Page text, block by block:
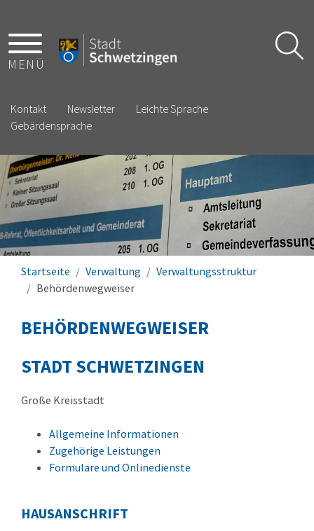
MENÜ
Kontakt Newsletter
Leichte Sprache
Gebärdensprache
Startseite Verwaltung
Verwaltungsstruktur
Behördenwegweiser
BEHÖRDENWEGWEISER
STADT SCHWETZINGEN
Große Kreisstadt
Allgemeine Informationen
Zugehörige Leistungen
Formulare und Onlinedienste
HAUSANSCHRIFT